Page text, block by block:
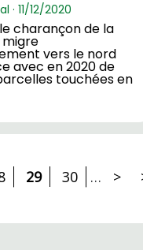
· 11/12/2020
le charançon de la
vers le nord
avec en 2020 de
touchées en
29 30 … >